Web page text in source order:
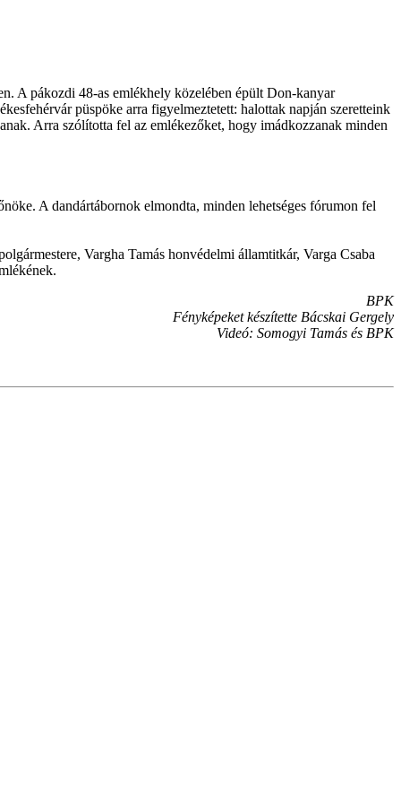
A pákozdi 48-as emlékhely közelében épült Don-kanyar
püspöke arra figyelmeztetett: halottak napján szeretteink
Arra szólította fel az emlékezőket, hogy imádkozzanak minden
A dandártábornok elmondta, minden lehetséges fórumon fel
Vargha Tamás honvédelmi államtitkár, Varga Csaba
BPK
Fényképeket készítette Bácskai Gergely
Videó: Somogyi Tamás és BPK